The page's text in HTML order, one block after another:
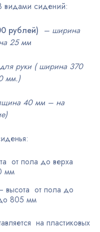
видами сидений:
рублей) – ширина
25 мм
для руки ( ширина 370
мм.)
40 мм – на
от пола до верха
мм
высота от пола до
805 мм
на пластиковых